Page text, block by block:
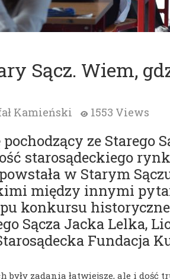
Sącz. Wiem,
Kamieński 1553 Views
ze Starego
starosądeckiego
w Starym
między innymi
konkursu
Sącza Jacka Lelka,
Fundacja
były zadania łatwiejsze, ale i